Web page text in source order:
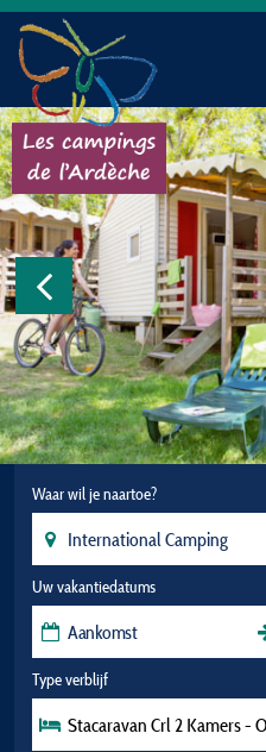
Waar wil je naartoe?
Uw vakantiedatums
Type verblijf
Stacaravan Crl 2 Kamers -